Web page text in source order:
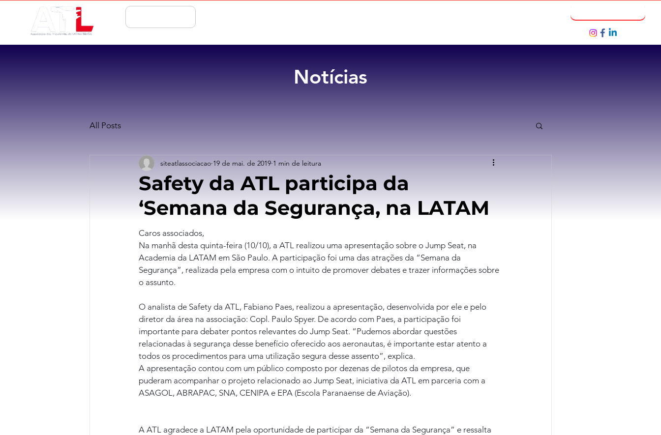
Notícias
All Posts
Safety da ATL participa da
‘Semana da Segurança, na LATAM
siteatlassociacao 19 de mai. de 2019 1 min de leitura
Caros associados,
Na manhã desta quinta-feira (10/10), a ATL realizou uma apresentação sobre o Jump Seat, na
Academia da LATAM em São Paulo. A participação foi uma das atrações da “Semana da
Segurança”, realizada pela empresa com o intuito de promover debates e trazer informações sobre
o assunto.
O analista de Safety da ATL, Fabiano Paes, realizou a apresentação, desenvolvida por ele e pelo
diretor da área na associação: Copl. Paulo Spyer. De acordo com Paes, a participação foi
importante para debater pontos relevantes do Jump Seat. “Pudemos abordar questões
relacionadas à segurança desse benefício oferecido aos aeronautas, é importante estar atento a
todos os procedimentos para uma utilização segura desse assento”, explica.
A apresentação contou com um público composto por dezenas de pilotos da empresa, que
puderam acompanhar o projeto relacionado ao Jump Seat, iniciativa da ATL em parceria com a
ASAGOL, ABRAPAC, SNA, CENIPA e EPA (Escola Paranaense de Aviação).
A ATL agradece a LATAM pela oportunidade de participar da “Semana da Segurança” e ressalta